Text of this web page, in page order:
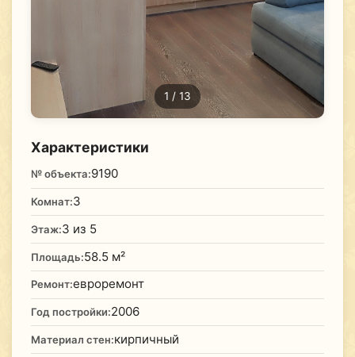
1 / 13
Характеристики
№ объекта:9190
Комнат:3
Этаж:3 из 5
Площадь:58.5 м²
Ремонт:евроремонт
Год постройки:2006
Материал стен:кирпичный